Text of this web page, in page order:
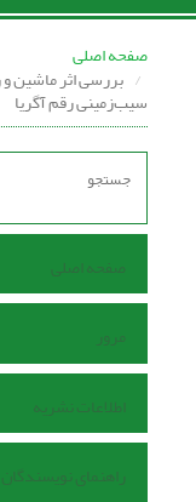
صفحه اصلی
بررسی اثر ماشین
سیب‌زمینی رقم آگریا
صفحه اصلی
مرور
اطلاعات نشریه
راهنمای نویسندگان